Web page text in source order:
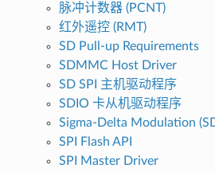
脉冲计数器 (PCNT)
红外遥控 (RMT)
SD Pull-up Requirements
SDMMC Host Driver
SD SPI 主机驱动程序
SDIO 卡从机驱动程序
Sigma-Delta Modulation
SPI Flash API
SPI Master Driver